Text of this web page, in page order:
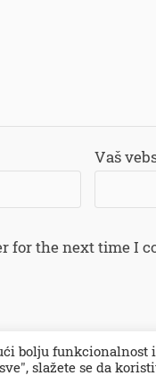
Vaš
for the next time I
bolju
slažete se da